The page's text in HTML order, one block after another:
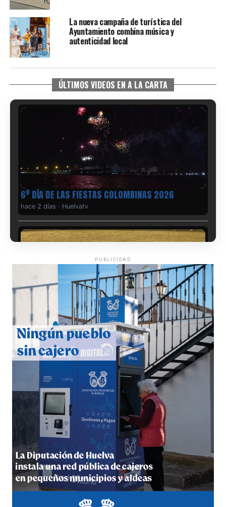
La nueva campaña de turística del
Ayuntamiento combina música y
autenticidad local
ÚLTIMOS VIDEOS EN A LA CARTA
6º DÍA DE LAS FIESTAS COLOMBINAS 2026
hace 2 días · Huelvatv
QUINTA CORRIDA DE LAS FIESTAS COLOMBINAS
2026
hace 3 días·Huelvatv
5º DÍA DE LAS FIESTAS COLOMBINAS 2026
hace 3 días·Huelvatv
PUBLICIDAD